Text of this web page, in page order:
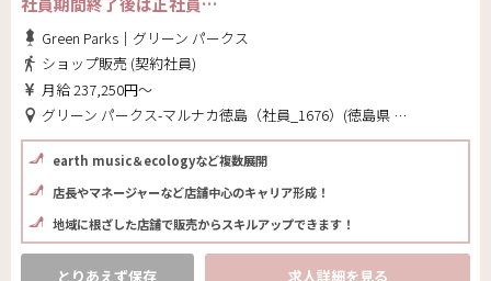
Green Parks｜グリーン パークス
ショップ販売 (契約社員)
月給 237,250円～
グリーン パークス-マルナカ徳島（社員_1676）(徳島県 徳島市)
earth music＆ecologyなど複数展開
店長やマネージャーなど店舗中心のキャリア形成！
地域に根ざした店舗で販売からスキルアップできます！
とりあえず保存 求人詳細を見る